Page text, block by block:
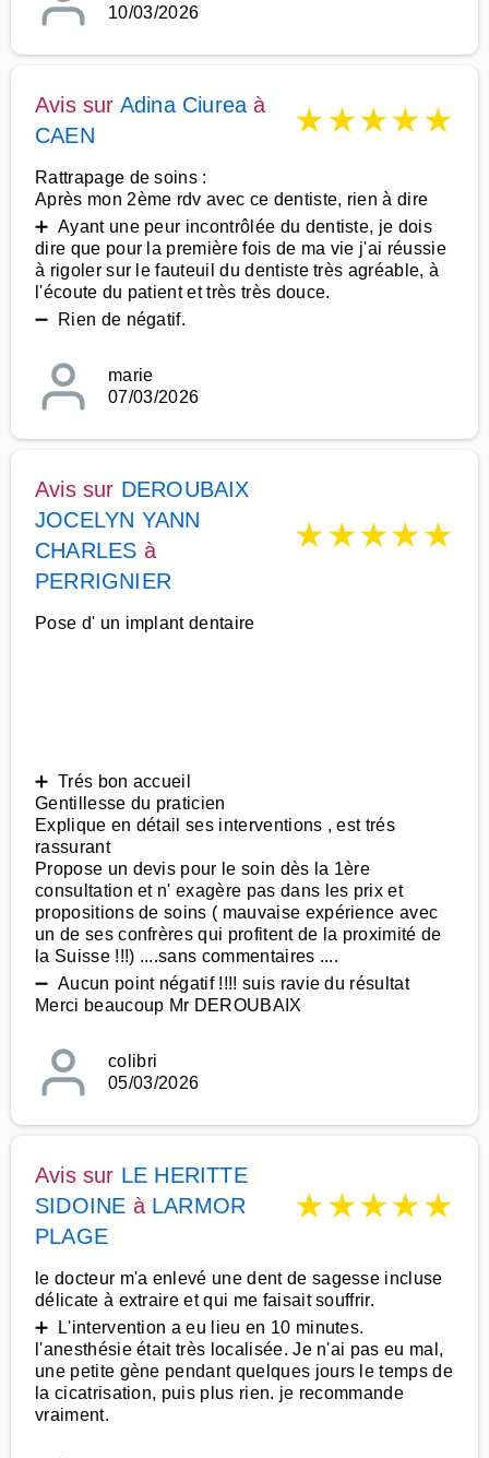
10/03/2026
Avis sur Adina Ciurea à
CAEN
★★★★★
Rattrapage de soins :
Après mon 2ème rdv avec ce dentiste, rien à dire
➕ Ayant une peur incontrôlée du dentiste, je dois
dire que pour la première fois de ma vie j'ai réussie
à rigoler sur le fauteuil du dentiste très agréable, à
l'écoute du patient et très très douce.
➖ Rien de négatif.
marie
07/03/2026
Avis sur DEROUBAIX
JOCELYN YANN
CHARLES à
PERRIGNIER
★★★★★
Pose d' un implant dentaire
➕ Trés bon accueil
Gentillesse du praticien
Explique en détail ses interventions , est trés
rassurant
Propose un devis pour le soin dès la 1ère
consultation et n' exagère pas dans les prix et
propositions de soins ( mauvaise expérience avec
un de ses confrères qui profitent de la proximité de
la Suisse !!!) ....sans commentaires ....
➖ Aucun point négatif !!!! suis ravie du résultat
Merci beaucoup Mr DEROUBAIX
colibri
05/03/2026
Avis sur LE HERITTE
SIDOINE à LARMOR
PLAGE
★★★★★
le docteur m'a enlevé une dent de sagesse incluse
délicate à extraire et qui me faisait souffrir.
➕ L'intervention a eu lieu en 10 minutes.
l'anesthésie était très localisée. Je n'ai pas eu mal,
une petite gène pendant quelques jours le temps de
la cicatrisation, puis plus rien. je recommande
vraiment.